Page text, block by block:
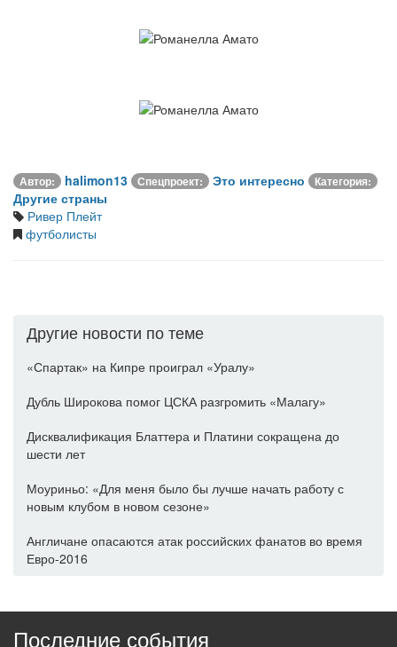
Автор: halimon13 Спецпроект: Это интересно Категория:
Другие страны
Ривер Плейт
футболисты
Другие новости по теме
«Спартак» на Кипре проиграл «Уралу»
Дубль Широкова помог ЦСКА разгромить «Малагу»
Дисквалификация Блаттера и Платини сокращена до
шести лет
Моуриньо: «Для меня было бы лучше начать работу с
новым клубом в новом сезоне»
Англичане опасаются атак российских фанатов во время
Евро-2016
Последние события